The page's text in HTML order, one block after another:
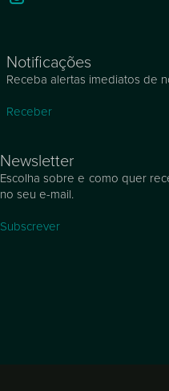
Notificações
Receba alertas imediatos de
Receber
Newsletter
Escolha sobre e como quer
no seu e-mail.
Subscrever